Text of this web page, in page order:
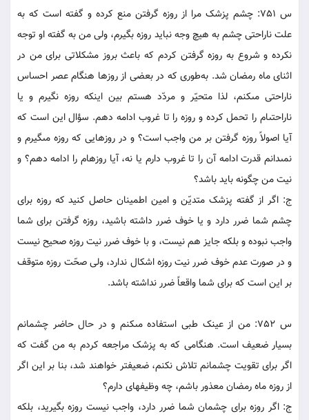
س 751: چشم پزشک مرا از روزه گرفتن منع کرده و گفته است که به
علت ناراحتى چشم به هيچ وجه نبايد روزه بگيرم، ولى من به گفته او توجه
نکرده و شروع به روزه گرفتن کردم که باعث بروز مشکلاتى براى من در
اثناى ماه رمضان شد. به‌طورى که در بعضى از روزها هنگام عصر احساس
ناراحتى مى‏کنم، لذا متحيّر و مردّد هستم بين اينکه روزه نگيرم و يا
ناراحتى‏ام را تحمل کرده و روزه را تا غروب ادامه دهم. سؤال اين است که
آيا اصولاً روزه گرفتن بر من واجب است؟ و در روزهايى که روزه مى‏گيرم و
نمى‏دانم قدرت ادامه آن را تا غروب دارم يا نه، آيا روزه‏ام را ادامه دهم؟ و
نيت من چگونه بايد باشد؟
ج: اگر از گفته پزشک متديّن و امين اطمينان حاصل کنيد که روزه براى
چشم شما ضرر دارد و يا خوف ضرر داشته باشيد، روزه گرفتن براى شما
واجب نبوده و بلکه جايز هم نيست، و با خوف ضرر نيت روزه صحيح نيست
و در صورت عدم خوف ضرر نيت روزه اشکال ندارد، ولى صحّت‏ روزه متوقف
بر اين است که براى شما واقعاً ضرر نداشته باشد.
س 752: من از عينک طبى استفاده مى‏کنم و در حال حاضر چشمانم
بسيار ضعيف است. هنگامى که به پزشک مراجعه کردم به من گفت که
اگر براى تقويت چشمانم تلاش نکنم، ضعيف‏تر خواهند شد، بنا بر اين اگر
از روزه ماه رمضان معذور باشم، چه وظيفه‏اى دارم؟
ج: اگر روزه براى چشمان شما ضرر دارد، واجب نيست روزه بگيريد، بلکه